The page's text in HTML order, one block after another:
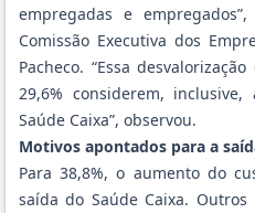
empregadas e
Comissão Executiva dos
Pacheco. “Essa
29,6% considerem,
Saúde Caixa”, observou.
Motivos apontados para a
Para 38,8%, o aumento do
saída do Saúde Caixa.